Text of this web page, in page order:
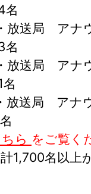
名
放送局 アナ
名
放送局 アナ
放送局 アナ
ら をご覧く
1,700名以上